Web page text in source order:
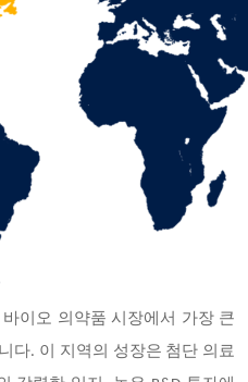
이오 의약품 시장에서 가장 큰
다. 이 지역의 성장은 첨단 의료